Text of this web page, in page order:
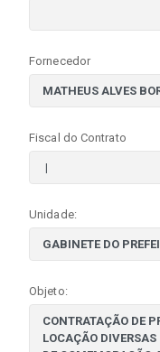
Fornecedor
Fiscal do Contrato
Unidade:
Objeto: